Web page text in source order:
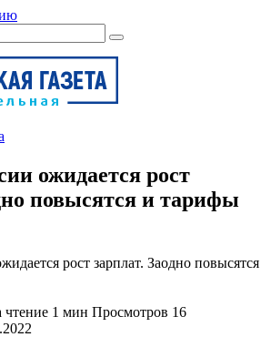
ожидается рост
повысятся и тарифы
чтение 1 мин Просмотров 16